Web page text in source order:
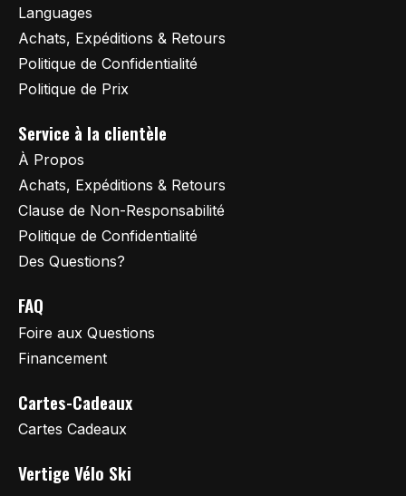
Languages
Achats, Expéditions & Retours
Politique de Confidentialité
Politique de Prix
Service à la clientèle
À Propos
Achats, Expéditions & Retours
Clause de Non-Responsabilité
Politique de Confidentialité
Des Questions?
FAQ
Foire aux Questions
Financement
Cartes-Cadeaux
Cartes Cadeaux
Vertige Vélo Ski